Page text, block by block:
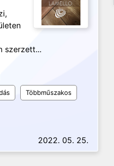
szerzett...
Többműszakos
2022. 05. 25.